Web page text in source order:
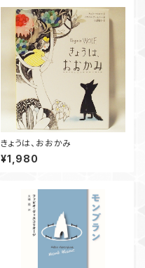
きょうは、おおかみ
¥1,980